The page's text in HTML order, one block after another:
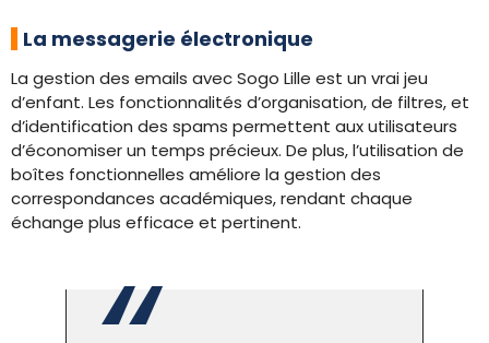
La messagerie électronique
La gestion des emails avec Sogo Lille est un vrai jeu
d’enfant. Les fonctionnalités d’organisation, de filtres, et
d’identification des spams permettent aux utilisateurs
d’économiser un temps précieux. De plus, l’utilisation de
boîtes fonctionnelles améliore la gestion des
correspondances académiques, rendant chaque
échange plus efficace et pertinent.